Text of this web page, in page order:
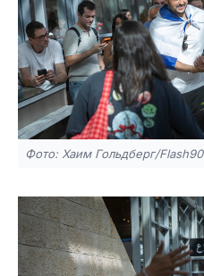
Фото: Хаим Гольдберг/Flash90